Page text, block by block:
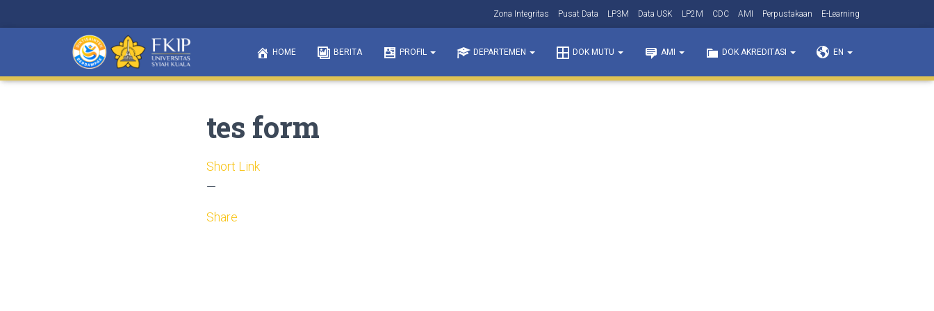
Zona Integritas Pusat Data LP3M Data USK LP2M CDC AMI Perpustakaan E-Learning
HOME
BERITA PROFIL DEPARTEMEN DOK MUTU AMI DOK AKREDITASI EN
tes form
Short Link
—
Share